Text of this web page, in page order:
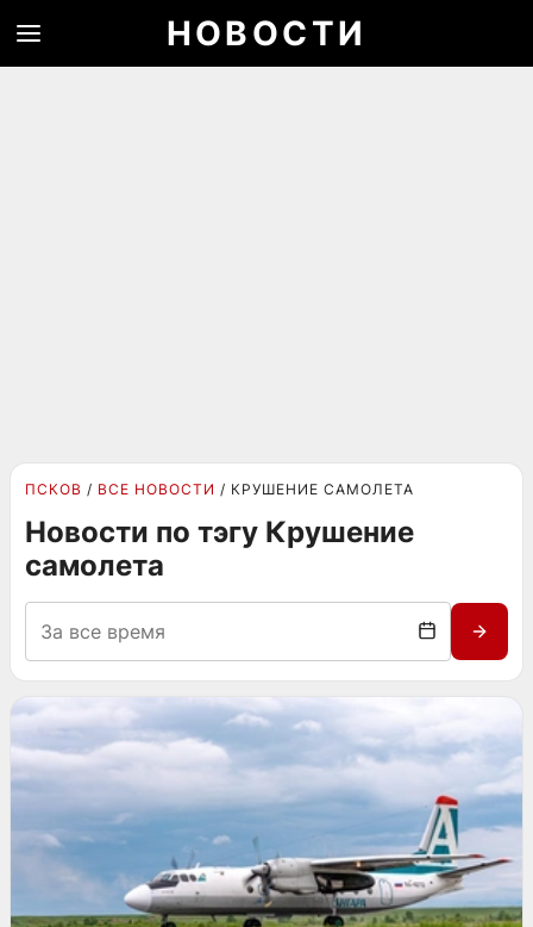
НОВОСТИ
ПСКОВ ВСЕ НОВОСТИ КРУШЕНИЕ САМОЛЕТА
Новости по тэгу Крушение
самолета